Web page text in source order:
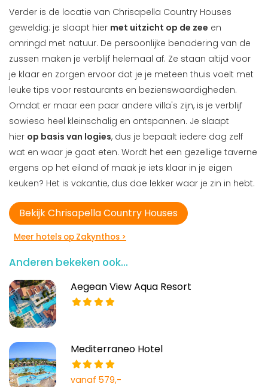
Verder is de locatie van Chrisapella Country Houses
geweldig: je slaapt hier met uitzicht op de zee en
omringd met natuur. De persoonlijke benadering van de
zussen maken je verblijf helemaal af. Ze staan altijd voor
je klaar en zorgen ervoor dat je je meteen thuis voelt met
leuke tips voor restaurants en bezienswaardigheden.
Omdat er maar een paar andere villa's zijn, is je verblijf
sowieso heel kleinschalig en ontspannen. Je slaapt
hier op basis van logies, dus je bepaalt iedere dag zelf
wat en waar je gaat eten. Wordt het een gezellige taverne
ergens op het eiland of maak je iets klaar in je eigen
keuken? Het is vakantie, dus doe lekker waar je zin in hebt.
Bekijk Chrisapella Country Houses
Meer hotels op Zakynthos >
Anderen bekeken ook...
Aegean View Aqua Resort
Mediterraneo Hotel
vanaf 579,-